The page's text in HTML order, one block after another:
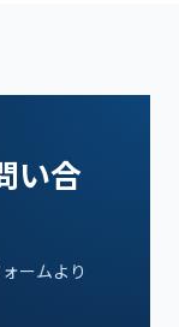
い合
ームより